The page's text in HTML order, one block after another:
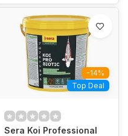
-14%
Top Deal
Sera Koi Professional